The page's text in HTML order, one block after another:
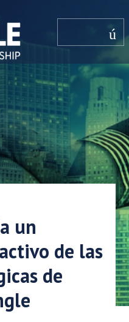
menú
un
de las
de